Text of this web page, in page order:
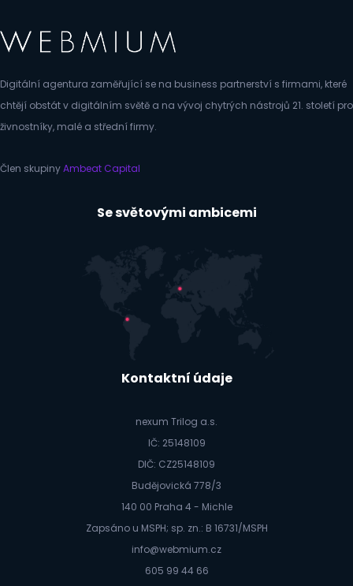
Digitální agentura zaměřující se na business partnerství s firmami, které
chtějí obstát v digitálním světě a na vývoj chytrých nástrojů 21. století pro
živnostníky, malé a střední firmy.
Člen skupinyAmbeat Capital
Se světovými ambicemi
Kontaktní údaje
nexum Trilog a.s.
IČ: 25148109
DIČ: CZ25148109
Budějovická 778/3
140 00 Praha 4 - Michle
Zapsáno u MSPH; sp. zn.: B 16731/MSPH
info@webmium.cz
605 99 44 66